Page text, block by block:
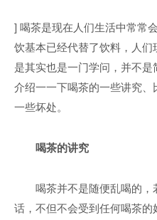
] 喝茶是现在人们生活中常常
饮基本已经代替了饮料，人
是其实也是一门学问，并不
介绍一一下喝茶的一些讲究
一些坏处。
喝茶的讲究
喝茶并不是随便乱喝的，
话，不但不会受到任何喝茶